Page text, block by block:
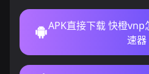
APK直接下载 快橙vnp
速器